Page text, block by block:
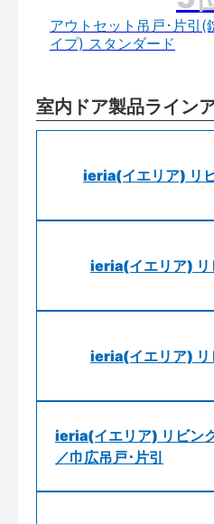
アウトセット吊戸･片引(
イプ) スタンダード
室内ドア製品ライン
ieria(イエリア) リ
ieria(イエリア) リ
ieria(イエリア) リ
ieria(イエリア) リビン
／巾広吊戸･片引